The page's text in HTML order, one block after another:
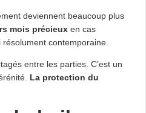
deviennent beaucoup plus
mois précieux en cas
résolument contemporaine.
entre les parties. C’est un
La protection du